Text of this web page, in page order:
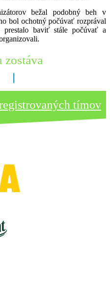
bežal podobný beh v
bol ochotný počúvať rozprával
prestalo baviť stále počúvať a
zostáva
tímov